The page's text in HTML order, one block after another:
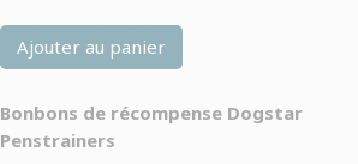
Ajouter au panier
Bonbons de récompense Dogstar
Penstrainers